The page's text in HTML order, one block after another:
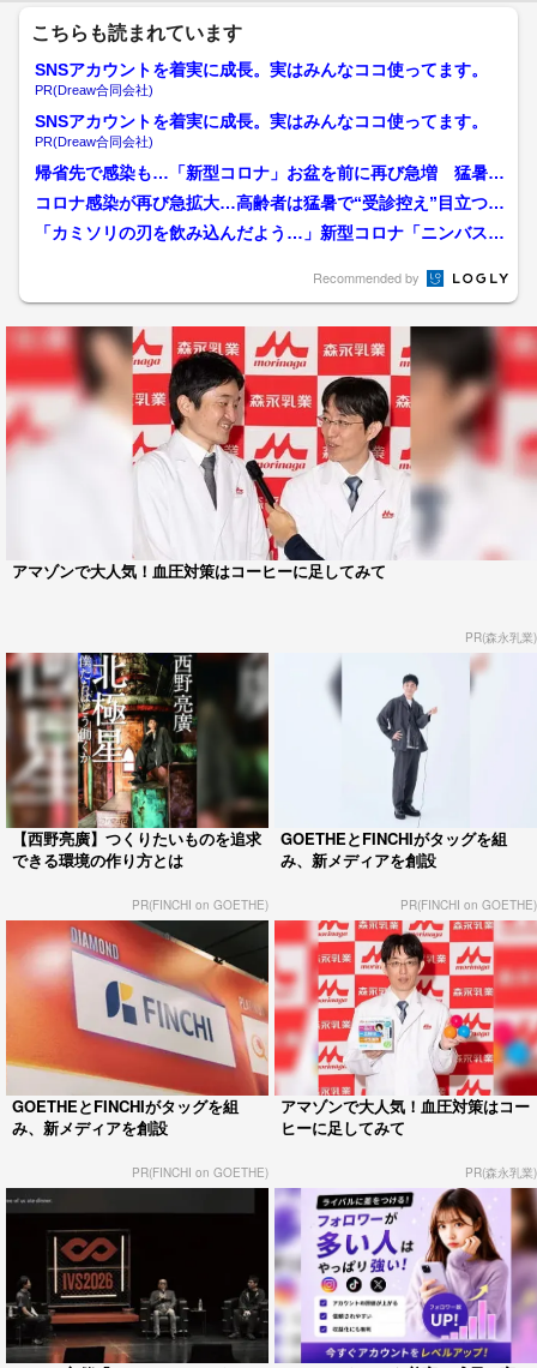
こちらも読まれています
SNSアカウントを着実に成長。実はみんなココ使ってます。
PR(Dreaw合同会社)
SNSアカウントを着実に成長。実はみんなココ使ってます。
PR(Dreaw合同会社)
帰省先で感染も…「新型コロナ」お盆を前に再び急増 猛暑と
エアコンが要因に「体調異...
コロナ感染が再び急拡大…高齢者は猛暑で“受診控え”目立つ
8割が変異株「ニンバス...
「カミソリの刃を飲み込んだよう…」新型コロナ「ニンバス」
Recommended by
アマゾンで大人気！血圧対策はコーヒーに足してみて
PR(森永乳業)
【西野亮廣】つくりたいものを追求
できる環境の作り方とは
PR(FINCHI on GOETHE)
GOETHEとFINCHIがタッグを組
み、新メディアを創設
PR(FINCHI on GOETHE)
GOETHEとFINCHIがタッグを組
み、新メディアを創設
PR(FINCHI on GOETHE)
アマゾンで大人気！血圧対策はコー
ヒーに足してみて
PR(森永乳業)